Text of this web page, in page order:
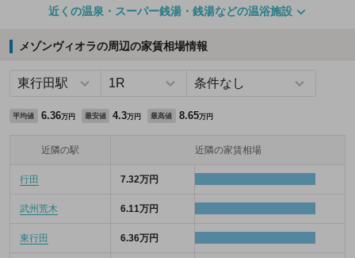
近くの温泉・スーパー銭湯・銭湯などの温浴施設
メゾンヴィオラの周辺の家賃相場情報
平均値 6.36万円 最安値 4.3万円 最高値 8.65万円
近隣の駅 近隣の家賃相場
行田 7.32万円
武州荒木 6.11万円
東行田 6.36万円